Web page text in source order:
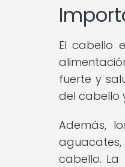
El cabello
fuerte y
del cabello
Además,
cabello.